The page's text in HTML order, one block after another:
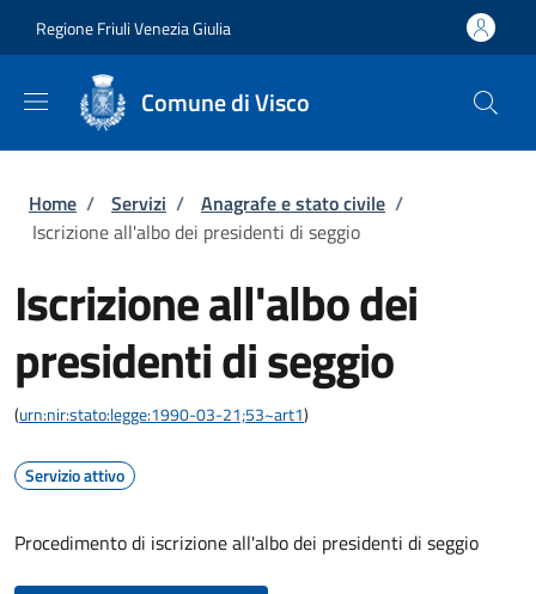
Regione Friuli Venezia Giulia
Comune di Visco
Briciole di pane
Home / Servizi / Anagrafe e stato civile /
Iscrizione all'albo dei presidenti di seggio
Iscrizione all'albo dei
presidenti di seggio
(urn:nir:stato:legge:1990-03-21;53~art1)
Servizio attivo
Procedimento di iscrizione all'albo dei presidenti di seggio